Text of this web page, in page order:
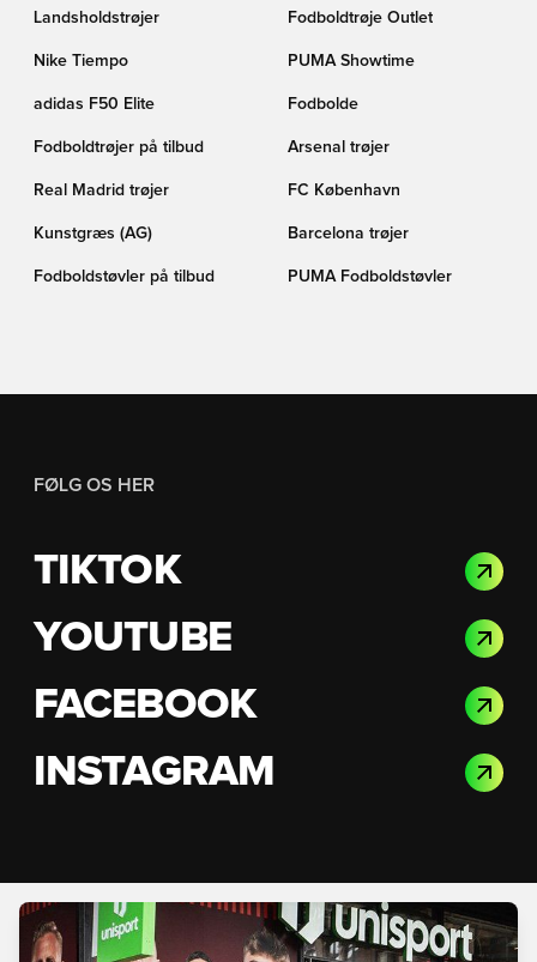
Landsholdstrøjer Fodboldtrøje Outlet
Nike Tiempo PUMA Showtime
adidas F50 Elite Fodbolde
Fodboldtrøjer på tilbud Arsenal trøjer
Real Madrid trøjer FC København
Kunstgræs (AG) Barcelona trøjer
Fodboldstøvler på tilbud PUMA Fodboldstøvler
FØLG OS HER
TIKTOK
YOUTUBE
FACEBOOK
INSTAGRAM